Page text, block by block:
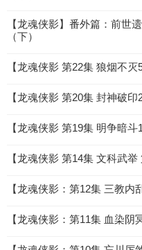
【龙魂侠影】番外篇：前世
（下）
【龙魂侠影 第22集 狼烟不灭
【龙魂侠影 第20集 封神破印
【龙魂侠影 第19集 明争暗斗
【龙魂侠影 第14集 文科武举
【龙魂侠影：第12集 三教内
【龙魂侠影：第11集 血染阴